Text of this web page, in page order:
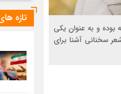
بوده و به عنوان یکی
سخنانی آشنا برای
تازه